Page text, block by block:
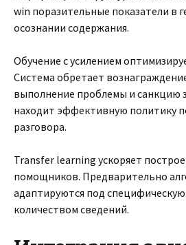
win поразительные показатели в
осознании содержания.
Обучение с усилением
Система обретает
выполнение проблемы и санкцию
находит эффективную политику
разговора.
Transfer learning ускоряет
помощников. Предварительно
адаптируются под
количеством сведений.